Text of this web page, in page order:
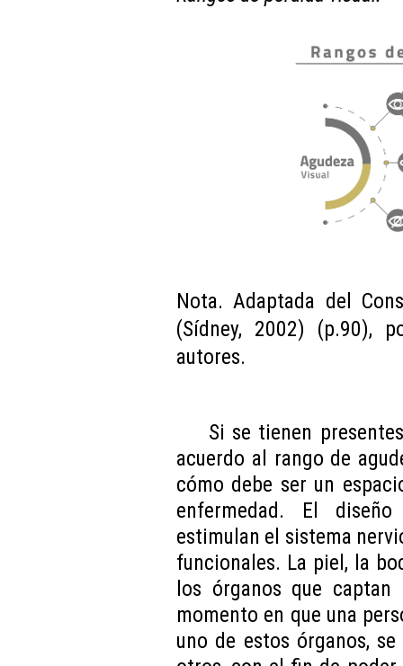
Nota. Adaptada del
(Sídney, 2002) (p.90),
autores.
Si se tienen
acuerdo al rango de
cómo debe ser un
enfermedad. El
estimulan el sistema
funcionales. La piel, la
los órganos que
momento en que una
uno de estos órganos,